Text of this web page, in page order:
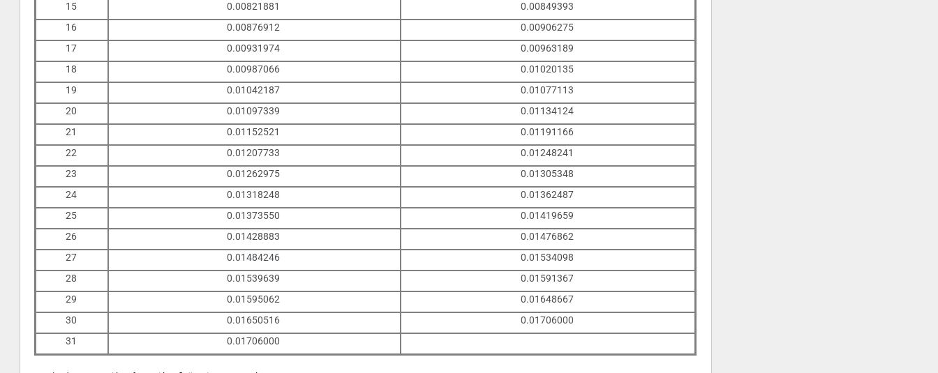
15
0.00821881
0.00849393
16
0.00876912
0.00906275
17
0.00931974
0.00963189
18
0.00987066
0.01020135
19
0.01042187
0.01077113
20
0.01097339
0.01134124
21
0.01152521
0.01191166
22
0.01207733
0.01248241
23
0.01262975
0.01305348
24
0.01318248
0.01362487
25
0.01373550
0.01419659
26
0.01428883
0.01476862
27
0.01484246
0.01534098
28
0.01539639
0.01591367
29
0.01595062
0.01648667
30
0.01650516
0.01706000
31
0.01706000